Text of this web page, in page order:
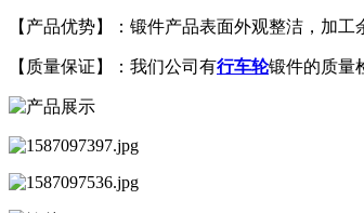
【产品优势】：锻件产品表面外观整洁，加
【质量保证】：我们公司有行车轮锻件的质量